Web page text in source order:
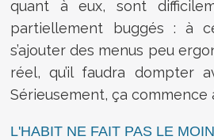
quant à eux, sont
partiellement buggés : à
s’ajouter des menus peu
réel, qu’il faudra dompter
Sérieusement, ça commence
L'HABIT NE FAIT PAS LE